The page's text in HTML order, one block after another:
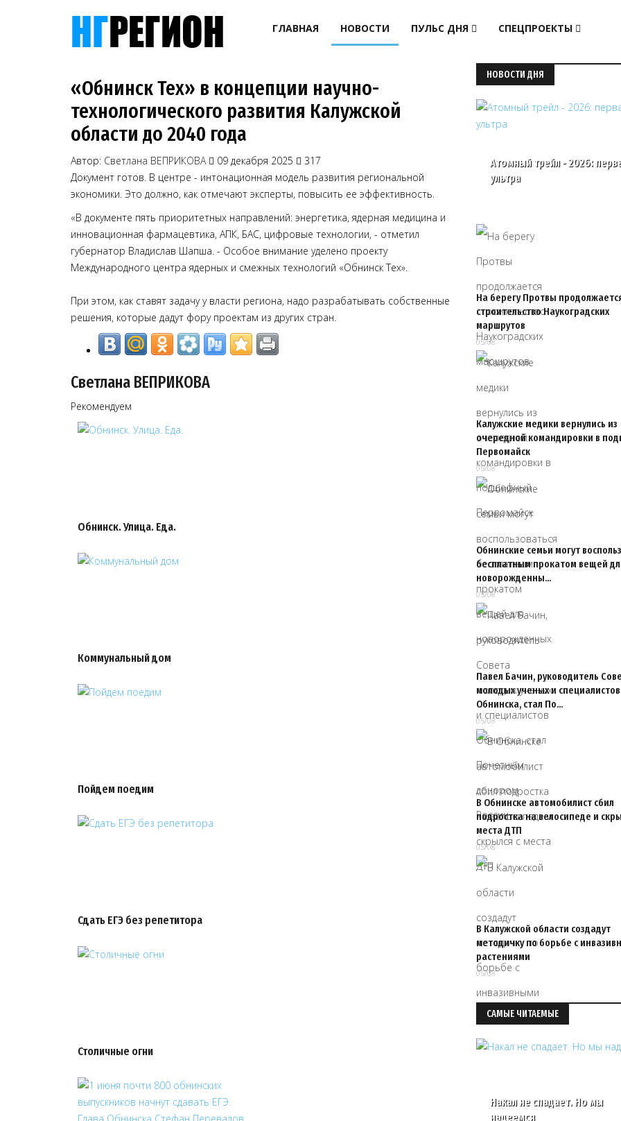
ГЛАВНАЯ НОВОСТИ ПУЛЬС ДНЯ СПЕЦПРОЕКТЫ
«Обнинск Тех» в концепции научно-
технологического развития Калужской
области до 2040 года
Автор: Светлана ВЕПРИКОВА 09 декабря 2025
317
Документ готов. В центре - интонационная модель развития региональной
экономики. Это должно, как отмечают эксперты, повысить ее эффективность.
«В документе пять приоритетных направлений: энергетика, ядерная медицина и
инновационная фармацевтика, АПК, БАС, цифровые технологии, - отметил
губернатор Владислав Шапша. - Особое внимание уделено проекту
Международного центра ядерных и смежных технологий «Обнинск Тех».
При этом, как ставят задачу у власти региона, надо разрабатывать собственные
решения, которые дадут фору проектам из других стран.
Светлана ВЕПРИКОВА
Рекомендуем
Обнинск. Улица. Еда.
Коммунальный дом
Пойдем поедим
Сдать ЕГЭ без репетитора
Столичные огни
НОВОСТИ ДНЯ
Атомный трейл - 2026:
ультра
На берегу Протвы
строительство Наукоградских
маршрутов
05/08
Калужские медики вернулись из
очередной командировки в
Первомайск
05/08
Обнинские семьи могут
бесплатным прокатом вещей
новорожденны…
05/08
Павел Бачин, руководитель
молодых ученых и специалистов
Обнинска, стал По…
05/08
В Обнинске автомобилист сбил
подростка на велосипеде и
места ДТП
05/08
В Калужской области создадут
методичку по борьбе с
растениями
05/08
САМЫЕ ЧИТАЕМЫЕ
Накал не спадает. Но мы
надеемся